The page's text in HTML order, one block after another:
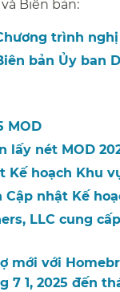
Biên bản:​​
trình
bản Ủy ban
MOD​​
lấy nét MOD
Kế hoạch Khu
Cập nhật Kế
LLC cung
mới với
1, 2025 đến